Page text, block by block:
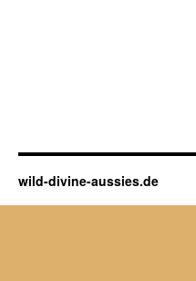
wild-divine-aussies.de